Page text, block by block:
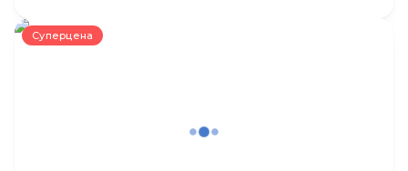
Суперцена